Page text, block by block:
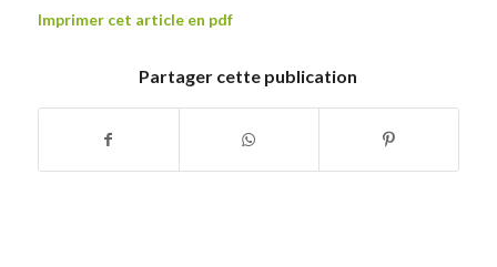
Imprimer cet article en pdf
Partager cette publication